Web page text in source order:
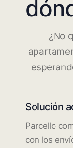
¿No
Solución
Parcello
con los